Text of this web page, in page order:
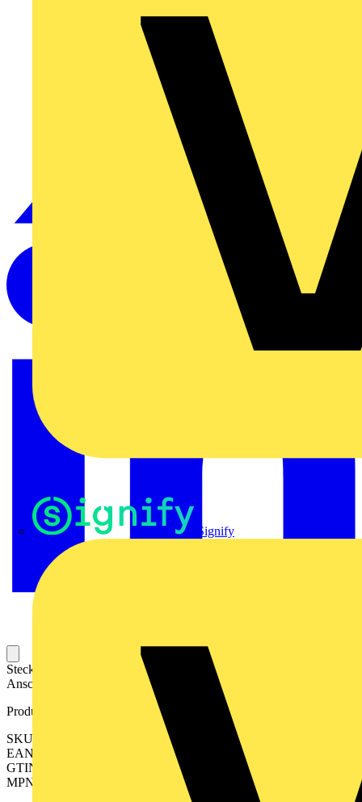
Signify
Steckbarer Leiterplatten-Anschluss mit innovatiever
Anschlusstechnologie für eine sichere und intuitive Handhabung.
Produktkennzeichen
SKU: 2648430000
EAN: 04050118638547
GTIN: 04050118638547
MPN: CH 5.08/05/90F 3.9SN GN BX